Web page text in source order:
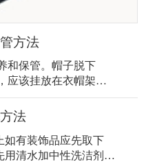
方法
保管。帽子脱下
应该挂放在衣帽架
面不要压重物，以免
了，帽子的里外会沾
时洗刷掉。 帽衬可以
以免帽衬上的汗污受
命。帽子上的灰要经
法